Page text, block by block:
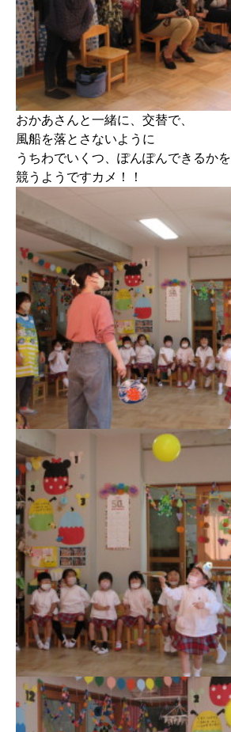
おかあさんと一緒に、交替で、
風船を落とさないように
うちわでいくつ、ぽんぽんできるかを
競うようですカメ！！